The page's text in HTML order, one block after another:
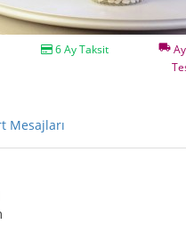
6 Ay Taksit local_shipping
Mesajları